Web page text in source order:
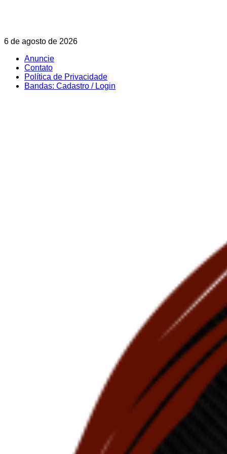
Skip
content
6 de agosto de 2026
Anuncie
Contato
Política de Privacidade
Bandas: Cadastro / Login